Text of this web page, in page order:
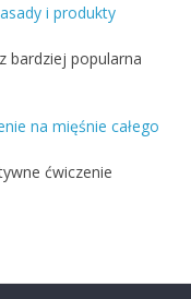
i produkty
bardziej popularna
na mięśnie całego
ćwiczenie